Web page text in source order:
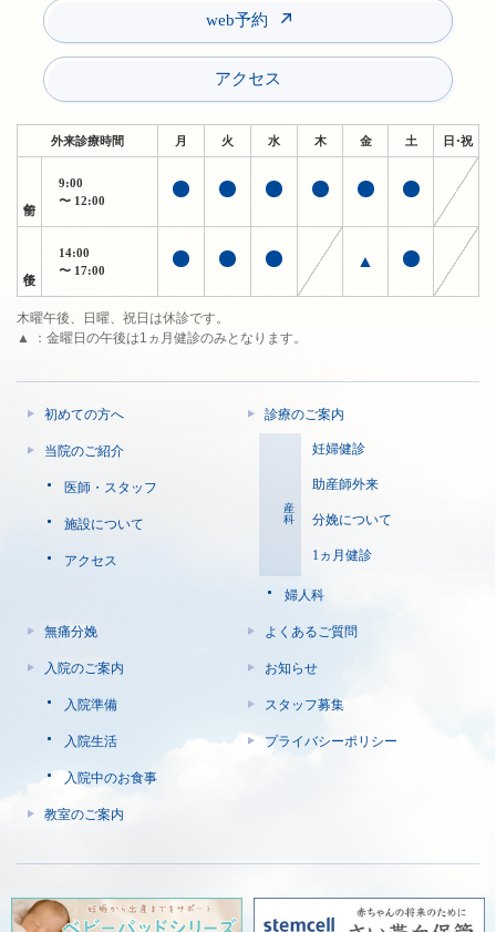
web予約
アクセス
外来診療時間 月 火 水 木 金 土 日・祝
9:00
〜 12:00
14:00
〜 17:00
▲
木曜午後、日曜、祝日は休診です。
▲ ：金曜日の午後は1ヵ月健診のみとなります。
初めての方へ
当院のご紹介
医師・スタッフ
施設について
アクセス
診療のご案内
産科
妊婦健診
助産師外来
分娩について
1ヵ月健診
婦人科
無痛分娩
入院のご案内
入院準備
入院生活
入院中のお食事
教室のご案内
よくあるご質問
お知らせ
スタッフ募集
プライバシーポリシー